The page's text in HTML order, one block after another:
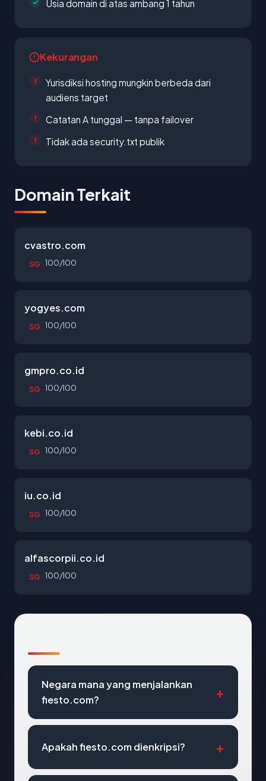
Usia domain di atas ambang 1 tahun
Kekurangan
Yurisdiksi hosting mungkin berbeda dari
audiens target
Catatan A tunggal — tanpa failover
Tidak ada security.txt publik
Domain Terkait
cvastro.com
SG 100/100
yogyes.com
SG 100/100
gmpro.co.id
SG 100/100
kebi.co.id
SG 100/100
iu.co.id
SG 100/100
alfascorpii.co.id
SG 100/100
Negara mana yang menjalankan
fiesto.com?
Apakah fiesto.com dienkripsi?